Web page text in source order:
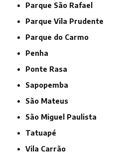
Parque São Rafael
Parque Vila Prudente
Parque do Carmo
Penha
Ponte Rasa
Sapopemba
São Mateus
São Miguel Paulista
Tatuapé
Vila Carrão